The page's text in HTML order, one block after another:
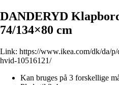
DANDERYD
74/134×80 cm
Link: https://www.ikea.com/dk/da/
hvid-10516121/
Kan bruges på 3 forskellige